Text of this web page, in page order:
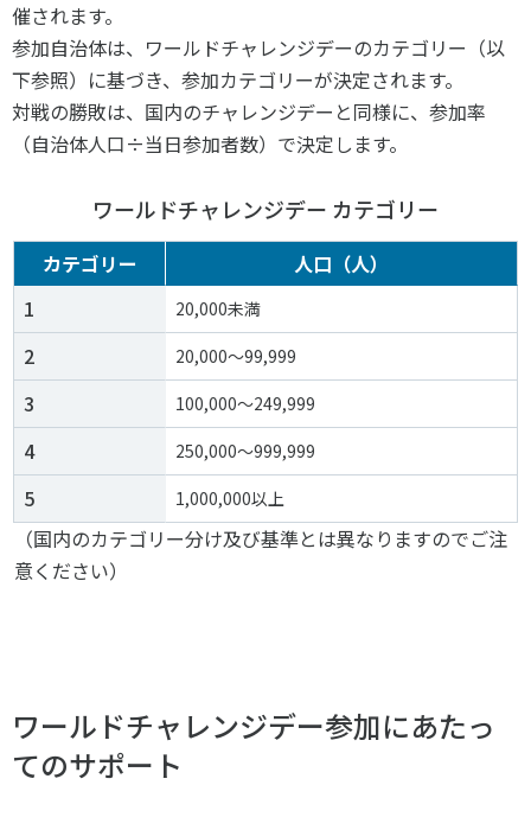
催されます。
参加自治体は、ワールドチャレンジデーのカテゴリー（以
下参照）に基づき、参加カテゴリーが決定されます。
対戦の勝敗は、国内のチャレンジデーと同様に、参加率
（自治体人口÷当日参加者数）で決定します。
ワールドチャレンジデー カテゴリー
カテゴリー
人口（人）
1
20,000未満
2 20,000～99,999
3 100,000～249,999
4 250,000～999,999
5 1,000,000以上
（国内のカテゴリー分け及び基準とは異なりますのでご注
意ください）
ワールドチャレンジデー参加にあたっ
てのサポート